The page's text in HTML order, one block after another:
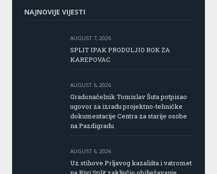
NAJNOVIJE VIJESTI
AUGUST 7, 2026
SPLIT IPAK PRODULJIO ROK ZA
KAREPOVAC
AUGUST 6, 2026
Gradonačelnik Tomislav Šuta potpisao
ugovor za izradu projektno-tehničke
dokumentacije Centra za starije osobe
na Pazdigradu
AUGUST 6, 2026
Uz stihove Prljavog kazališta i vatromet